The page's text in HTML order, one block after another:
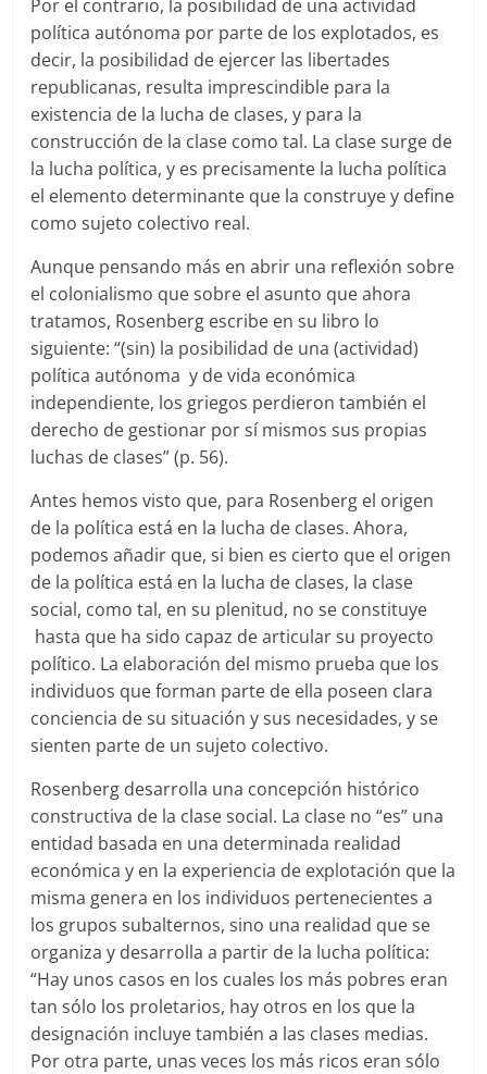
Por el contrario, la posibilidad de una actividad
política autónoma por parte de los explotados, es
decir, la posibilidad de ejercer las libertades
republicanas, resulta imprescindible para la
existencia de la lucha de clases, y para la
construcción de la clase como tal. La clase surge de
la lucha política, y es precisamente la lucha política
el elemento determinante que la construye y define
como sujeto colectivo real.
Aunque pensando más en abrir una reflexión sobre
el colonialismo que sobre el asunto que ahora
tratamos, Rosenberg escribe en su libro lo
siguiente: “(sin) la posibilidad de una (actividad)
política autónoma y de vida económica
independiente, los griegos perdieron también el
derecho de gestionar por sí mismos sus propias
luchas de clases” (p. 56).
Antes hemos visto que, para Rosenberg el origen
de la política está en la lucha de clases. Ahora,
podemos añadir que, si bien es cierto que el origen
de la política está en la lucha de clases, la clase
social, como tal, en su plenitud, no se constituye
hasta que ha sido capaz de articular su proyecto
político. La elaboración del mismo prueba que los
individuos que forman parte de ella poseen clara
conciencia de su situación y sus necesidades, y se
sienten parte de un sujeto colectivo.
Rosenberg desarrolla una concepción histórico
constructiva de la clase social. La clase no “es” una
entidad basada en una determinada realidad
económica y en la experiencia de explotación que la
misma genera en los individuos pertenecientes a
los grupos subalternos, sino una realidad que se
organiza y desarrolla a partir de la lucha política:
“Hay unos casos en los cuales los más pobres eran
tan sólo los proletarios, hay otros en los que la
designación incluye también a las clases medias.
Por otra parte, unas veces los más ricos eran sólo